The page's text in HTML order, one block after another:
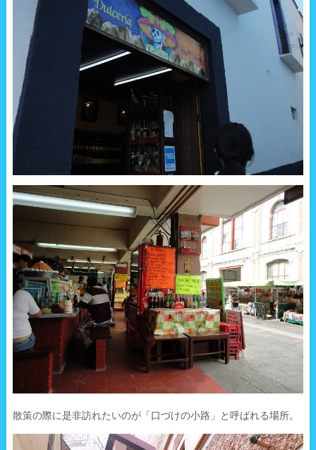
散策の際に是非訪れたいのが「口づけの小路」と呼ばれる場所。